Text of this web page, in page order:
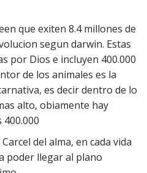
que exiten 8.4 millones de
segun darwin. Estas
por Dios e incluyen 400.000
de los animales es la
es decir dentro de lo
alto, obiamente hay
del alma, en cada vida
poder llegar al plano